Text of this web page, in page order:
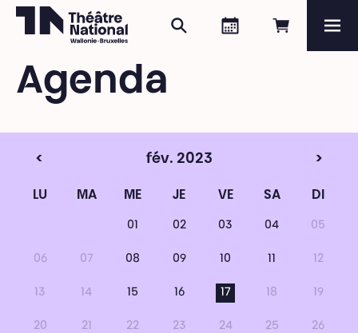
Réserver
Agenda
Rechercher
Agenda
< fév. 2023 >
LU MA ME JE VE SA DI
01 02 03 04 05
06 07 08 09 10 11 12
13 14 15 16 17 18 19
20 21 22 23 24 25 26